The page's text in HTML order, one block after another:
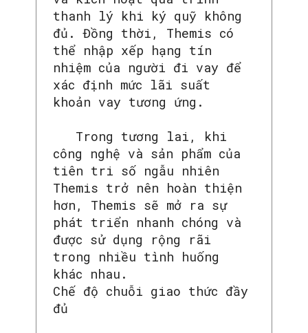
thanh lý khi ký quỹ không
đủ. Đồng thời, Themis có
thể nhập xếp hạng tín
nhiệm của người đi vay để
xác định mức lãi suất
khoản vay tương ứng.
Trong tương lai, khi
công nghệ và sản phẩm của
tiên tri số ngẫu nhiên
Themis trở nên hoàn thiện
hơn, Themis sẽ mở ra sự
phát triển nhanh chóng và
được sử dụng rộng rãi
trong nhiều tình huống
khác nhau.
Chế độ chuỗi giao thức đầy
đủ